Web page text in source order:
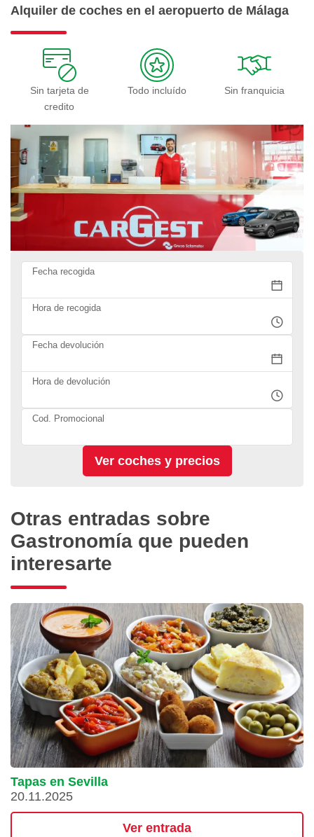
Alquiler de coches en el aeropuerto de Málaga
Sin tarjeta de
credito
Todo incluído Sin franquicia
Fecha recogida
Hora de recogida
Fecha devolución
Hora de devolución
Cod. Promocional
Otras entradas sobre
Gastronomía que pueden
interesarte
Tapas en Sevilla
20.11.2025
Ver entrada